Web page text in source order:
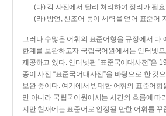
(다) 각 사전에서 달리 처리하여 정리가 필
(라) 방언, 신조어 등이 세력을 얻어 표준어
그러나 수많은 어휘의 표준어형을 규정에서 다
한계를 보완하고자 국립국어원에서는 인터넷으
제공하고 있다. 인터넷판 “표준국어대사전”은
종이 사전 “표준국어대사전”을 바탕으로 한 것
보완 중이다. 여기에서 방대한 어휘의 표준어형
만 아니라 국립국어원에서는 시간의 흐름에 따
지만 현재에는 표준어로 인정될 만한 어휘를